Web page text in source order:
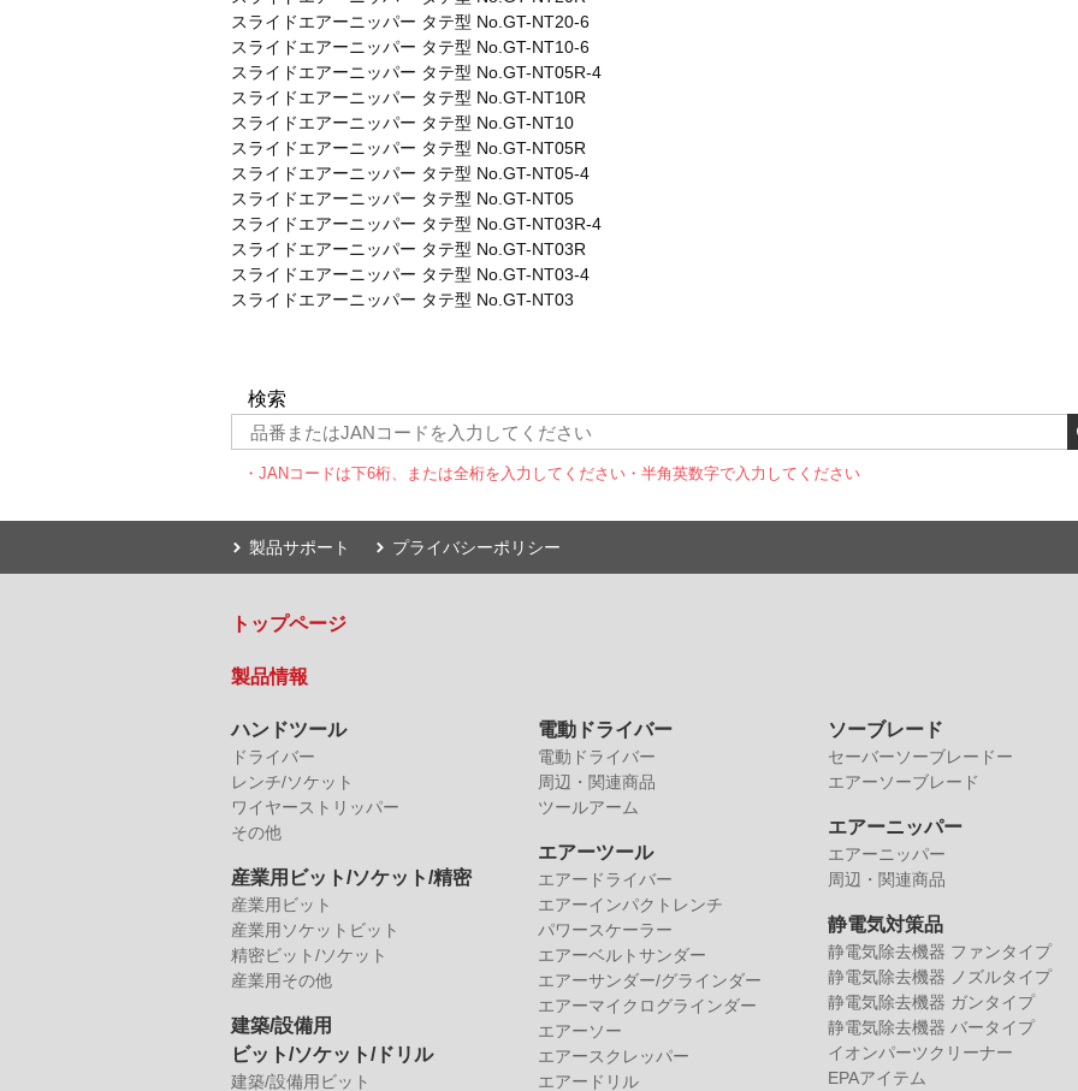
スライドエアーニッパー タテ型 No.GT-NT20-6
スライドエアーニッパー タテ型 No.GT-NT10-6
スライドエアーニッパー タテ型 No.GT-NT05R-4
スライドエアーニッパー タテ型 No.GT-NT10R
スライドエアーニッパー タテ型 No.GT-NT10
スライドエアーニッパー タテ型 No.GT-NT05R
スライドエアーニッパー タテ型 No.GT-NT05-4
スライドエアーニッパー タテ型 No.GT-NT05
スライドエアーニッパー タテ型 No.GT-NT03R-4
スライドエアーニッパー タテ型 No.GT-NT03R
スライドエアーニッパー タテ型 No.GT-NT03-4
スライドエアーニッパー タテ型 No.GT-NT03
検索
・JANコードは下6桁、または全桁を入力してください ・半角英数字で入力してください
製品サポート プライバシーポリシー
トップページ
製品情報
ハンドツール
ドライバー
レンチ/ソケット
ワイヤーストリッパー
その他
産業用ビット/ソケット/精密
産業用ビット
産業用ソケットビット
精密ビット/ソケット
産業用その他
建築/設備用
ビット/ソケット/ドリル
建築/設備用ビット
電動ドライバー
電動ドライバー
周辺・関連商品
ツールアーム
エアーツール
エアードライバー
エアーインパクトレンチ
パワースケーラー
エアーベルトサンダー
エアーサンダー/グラインダー
エアーマイクログラインダー
エアーソー
エアースクレッパー
エアードリル
ソーブレード
セーバーソーブレードー
エアーソーブレード
エアーニッパー
エアーニッパー
周辺・関連商品
静電気対策品
静電気除去機器 ファンタイプ
静電気除去機器 ノズルタイプ
静電気除去機器 ガンタイプ
静電気除去機器 バータイプ
イオンパーツクリーナー
EPAアイテム